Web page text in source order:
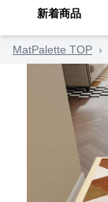
新着商品
MatPalette TOP ›